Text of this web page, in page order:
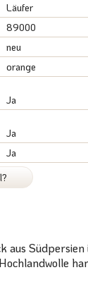
Läufer
89000
neu
orange
Ja
Ja
Ja
aus Südpersien